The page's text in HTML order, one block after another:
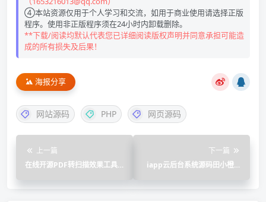
④本站资源仅用于个人学习和交流，如用于商业使用请选择正版
程序。使用非正版程序须在24小时内卸载删除。
**下载/阅读均默认代表您已详细阅读版权声明并同意承担可能造
成的所有损失及后果！
海报分享
网站源码 PHP 网页源码
上一篇
在线开源PDF转扫描效果工具-
下一篇
iapp云后台系统源码田小橙修